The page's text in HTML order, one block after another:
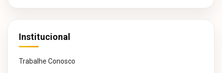
Institucional
Trabalhe Conosco